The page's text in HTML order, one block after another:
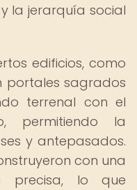
la jerarquía social
edificios, como
portales sagrados
terrenal con el
permitiendo la
y antepasados.
con una
precisa, lo que